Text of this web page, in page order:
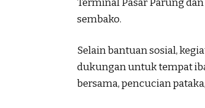
Terminal Pasar Parung
sembako.
Selain bantuan sosial,
dukungan untuk tempat
bersama, pencucian